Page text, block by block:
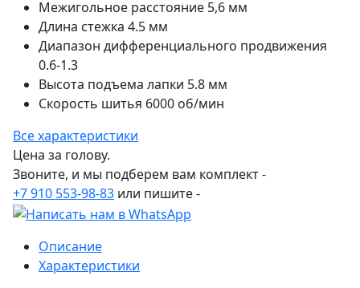
Межигольное расстояние 5,6 мм
Длина стежка 4.5 мм
Диапазон дифференциального продвижения
0.6-1.3
Высота подъема лапки 5.8 мм
Скорость шитья 6000 об/мин
Все характеристики
Цена за голову.
Звоните, и мы подберем вам комплект -
+7 910 553-98-83 или пишите -
Описание
Характеристики